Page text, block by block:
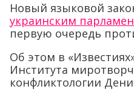
Новый языковой
украинским
первую очередь
Об этом в
Института
конфликтологии